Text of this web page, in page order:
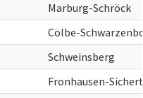
Marburg-Schröck
Cölbe-
Schweinsberg
Fronhausen-